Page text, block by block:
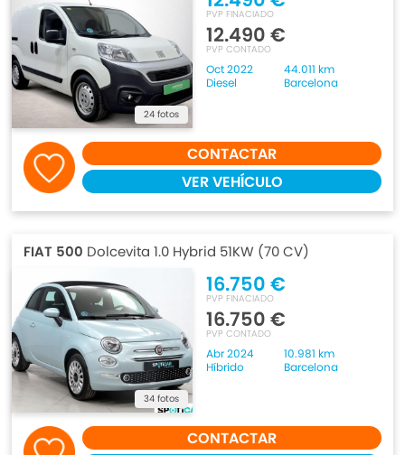
24 fotos
PVP FINACIADO
12.490 €
PVP CONTADO
Oct 2022
44.011 km
Diesel
Barcelona
CONTACTAR
VER VEHÍCULO
FIAT 500 Dolcevita 1.0 Hybrid 51KW (70 CV)
34 fotos
16.750 €
PVP FINACIADO
16.750 €
PVP CONTADO
Abr 2024
10.981 km
Híbrido
Barcelona
CONTACTAR